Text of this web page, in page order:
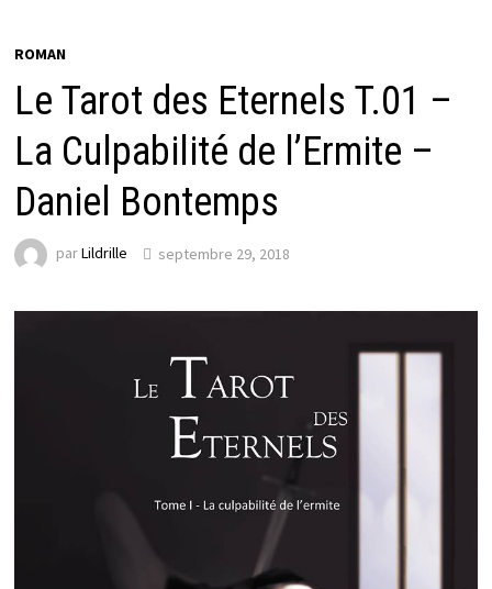
ROMAN
Le Tarot des Eternels T.01 –
La Culpabilité de l’Ermite –
Daniel Bontemps
parLildrille septembre 29, 2018